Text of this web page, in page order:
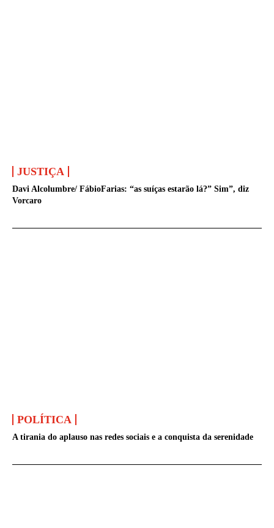
JUSTIÇA
Davi Alcolumbre/ FábioFarias: “as suíças estarão lá?” Sim”, diz
Vorcaro
POLÍTICA
A tirania do aplauso nas redes sociais e a conquista da serenidade